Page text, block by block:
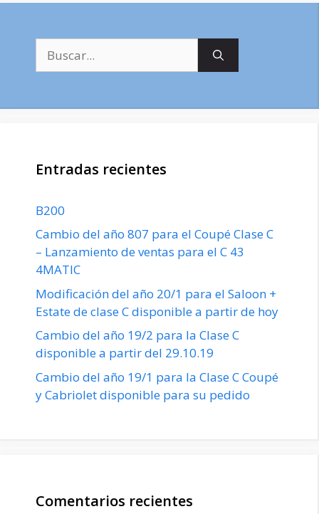
Entradas recientes
B200
Cambio del año 807 para el Coupé Clase C
– Lanzamiento de ventas para el C 43
4MATIC
Modificación del año 20/1 para el Saloon +
Estate de clase C disponible a partir de hoy
Cambio del año 19/2 para la Clase C
disponible a partir del 29.10.19
Cambio del año 19/1 para la Clase C Coupé
y Cabriolet disponible para su pedido
Comentarios recientes